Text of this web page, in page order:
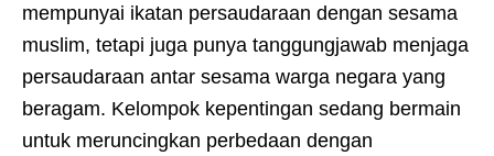
mempunyai ikatan persaudaraan dengan sesama
muslim, tetapi juga punya tanggungjawab menjaga
persaudaraan antar sesama warga negara yang
beragam. Kelompok kepentingan sedang bermain
untuk meruncingkan perbedaan dengan